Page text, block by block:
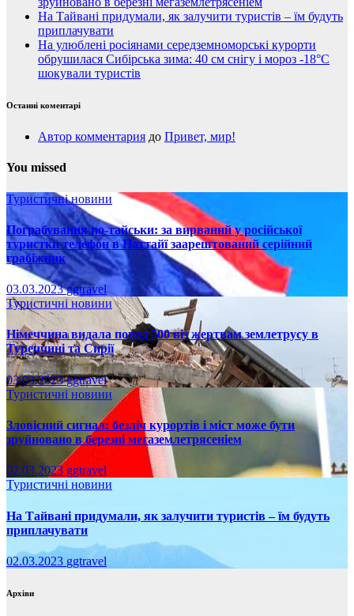
На Тайвані придумали, як залучити туристів – їм будуть
приплачувати
На улюблені росіянами середземноморські курорти
обрушилася Сибірська зима: 40 см снігу і мороз -18°C
шокували туристів
Останні коментарі
Автор комментария до Привет, мир!
You missed
Туристичні новини
Пограбування по-тайськи: за вирваний у російської
туристки телефон в Паттайї заарештований серійний
грабіжник
03.03.2023ggtravel
Туристичні новини
Німеччина видала понад 500 віз жертвам землетрусу в
Туреччині та Сирії
03.03.2023ggtravel
Туристичні новини
Зловісний сигнал: безліч курортів і міст може бути
зруйновано в березні мегаземлетрясеніем
02.03.2023 ggtravel
Туристичні новини
На Тайвані придумали, як залучити туристів – їм будуть
приплачувати
02.03.2023 ggtravel
Архіви